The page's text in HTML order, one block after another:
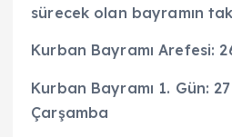
sürecek olan bayramın
Kurban Bayramı Arefesi:
Kurban Bayramı 1. Gün:
Çarşamba